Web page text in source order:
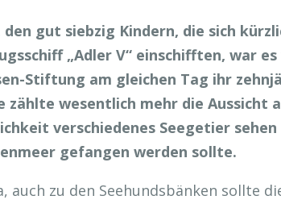
den gut siebzig Kindern, die sich
„Adler V“ einschifften, war
Stiftung am gleichen Tag ihr
zählte wesentlich mehr die Aussicht
verschiedenes Seegetier
gefangen werden sollte.
auch zu den Seehundsbänken sollte